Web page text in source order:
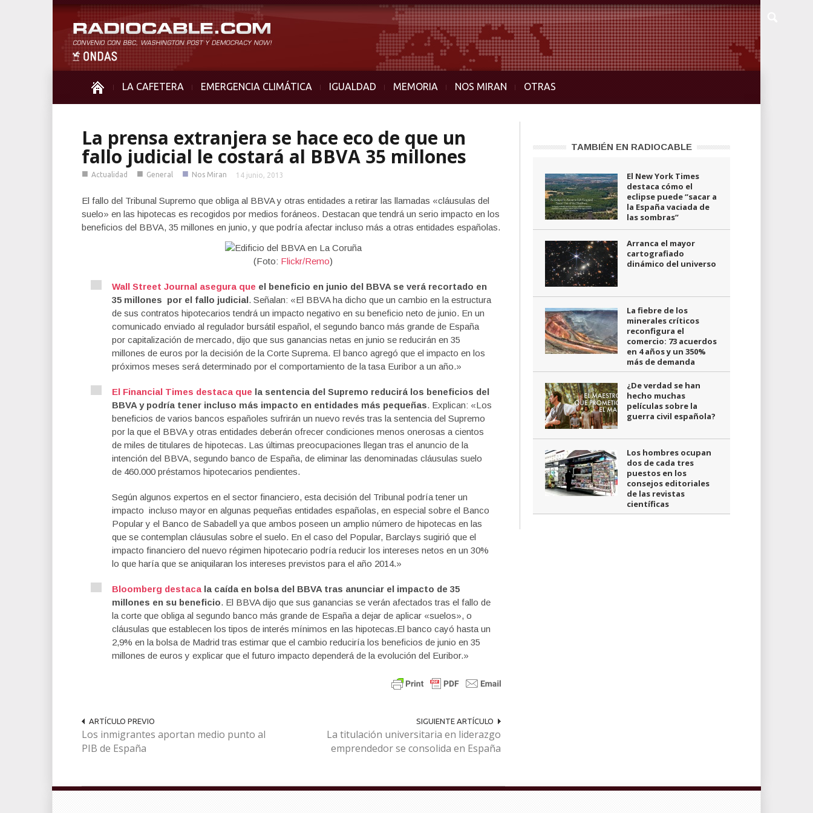
LA CAFETERA EMERGENCIA CLIMÁTICA IGUALDAD MEMORIA NOS MIRAN OTRAS
La prensa extranjera se hace eco de que un
fallo judicial le costará al BBVA 35 millones
■ Actualidad ■ General ■ Nos Miran 14 junio, 2013
El fallo del Tribunal Supremo que obliga al BBVA y otras entidades a retirar las llamadas «cláusulas del
suelo» en las hipotecas es recogidos por medios foráneos. Destacan que tendrá un serio impacto en los
beneficios del BBVA, 35 millones en junio, y que podría afectar incluso más a otras entidades españolas.
(Foto: Flickr/Remo)
Wall Street Journal asegura que el beneficio en junio del BBVA se verá recortado en
35 millones por el fallo judicial. Señalan: «El BBVA ha dicho que un cambio en la estructura
de sus contratos hipotecarios tendrá un impacto negativo en su beneficio neto de junio. En un
comunicado enviado al regulador bursátil español, el segundo banco más grande de España
por capitalización de mercado, dijo que sus ganancias netas en junio se reducirán en 35
millones de euros por la decisión de la Corte Suprema. El banco agregó que el impacto en los
próximos meses será determinado por el comportamiento de la tasa Euribor a un año.»
El Financial Times destaca que la sentencia del Supremo reducirá los beneficios del
BBVA y podría tener incluso más impacto en entidades más pequeñas. Explican: «Los
beneficios de varios bancos españoles sufrirán un nuevo revés tras la sentencia del Supremo
por la que el BBVA y otras entidades deberán ofrecer condiciones menos onerosas a cientos
de miles de titulares de hipotecas. Las últimas preocupaciones llegan tras el anuncio de la
intención del BBVA, segundo banco de España, de eliminar las denominadas cláusulas suelo
de 460.000 préstamos hipotecarios pendientes.
Según algunos expertos en el sector financiero, esta decisión del Tribunal podría tener un
impacto incluso mayor en algunas pequeñas entidades españolas, en especial sobre el Banco
Popular y el Banco de Sabadell ya que ambos poseen un amplio número de hipotecas en las
que se contemplan cláusulas sobre el suelo. En el caso del Popular, Barclays sugirió que el
impacto financiero del nuevo régimen hipotecario podría reducir los intereses netos en un 30%
lo que haría que se aniquilaran los intereses previstos para el año 2014.»
Bloomberg destaca la caída en bolsa del BBVA tras anunciar el impacto de 35
millones en su beneficio. El BBVA dijo que sus ganancias se verán afectados tras el fallo de
la corte que obliga al segundo banco más grande de España a dejar de aplicar «suelos», o
cláusulas que establecen los tipos de interés mínimos en las hipotecas.El banco cayó hasta un
2,9% en la bolsa de Madrid tras estimar que el cambio reduciría los beneficios de junio en 35
millones de euros y explicar que el futuro impacto dependerá de la evolución del Euribor.»
ARTÍCULO PREVIO
Los inmigrantes aportan medio punto al
PIB de España
SIGUIENTE ARTÍCULO
La titulación universitaria en liderazgo
emprendedor se consolida en España
TAMBIÉN EN RADIOCABLE
El New York Times
destaca cómo el
eclipse puede “sacar a
la España vaciada de
las sombras”
Arranca el mayor
cartografiado
dinámico del universo
La fiebre de los
minerales críticos
reconfigura el
comercio: 73 acuerdos
en 4 años y un 350%
más de demanda
¿De verdad se han
hecho muchas
películas sobre la
guerra civil española?
Los hombres ocupan
dos de cada tres
puestos en los
consejos editoriales
de las revistas
científicas